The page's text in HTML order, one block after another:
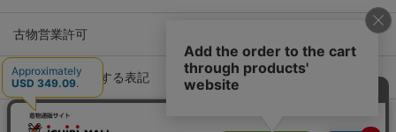
古物営業許可
特定商取引に関する表記
プライバシーポリシー